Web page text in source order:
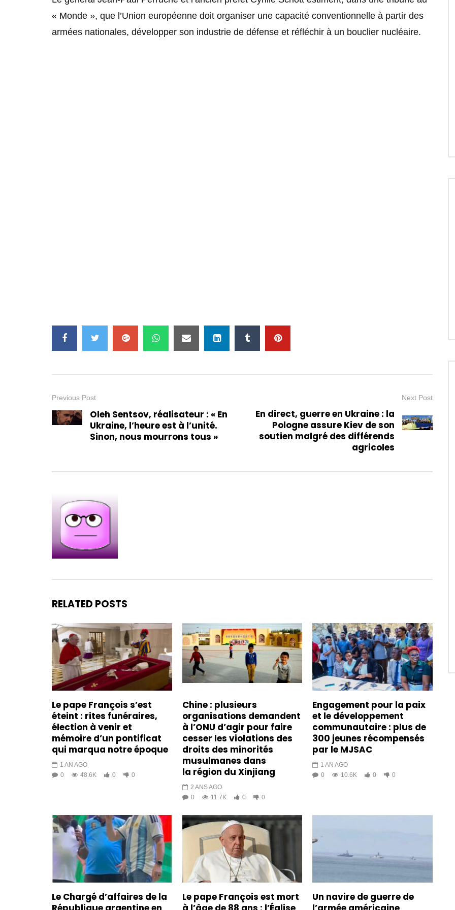
« Monde », que l’Union européenne doit organiser une capacité conventionnelle à partir des
armées nationales, développer son industrie de défense et réfléchir à un bouclier nucléaire.
Previous Post
Oleh Sentsov, réalisateur : « En
Ukraine, l’heure est à l’unité.
Sinon, nous mourrons tous »
Next Post
En direct, guerre en Ukraine : la
Pologne assure Kiev de son
soutien malgré des différends
agricoles
RELATED POSTS
Le pape François s’est
éteint : rites funéraires,
élection à venir et
mémoire d’un pontificat
qui marqua notre époque
1 AN AGO
0
48.6K 0 0
Chine : plusieurs
organisations demandent
à l’ONU d’agir pour faire
cesser les violations des
droits des minorités
musulmanes dans
la région du Xinjiang
2 ANS AGO
0
11.7K 0 0
Engagement pour la paix
et le développement
communautaire : plus de
300 jeunes récompensés
par le MJSAC
1 AN AGO
0
10.6K 0 0
Le Chargé d’affaires de la
Le pape François est mort
Un navire de guerre de